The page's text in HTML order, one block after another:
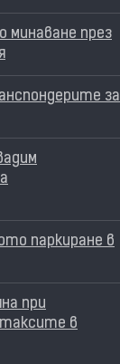
минаване през
за
паркиране в
при
в